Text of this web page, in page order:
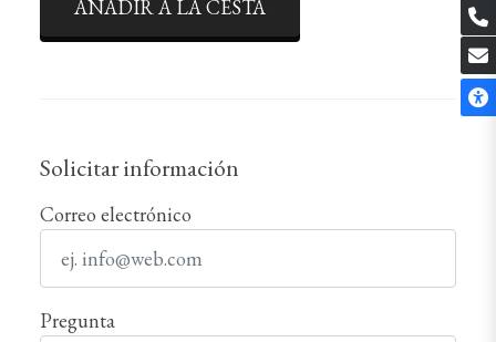
AÑADIR A LA CESTA
Solicitar información
Correo electrónico
Pregunta